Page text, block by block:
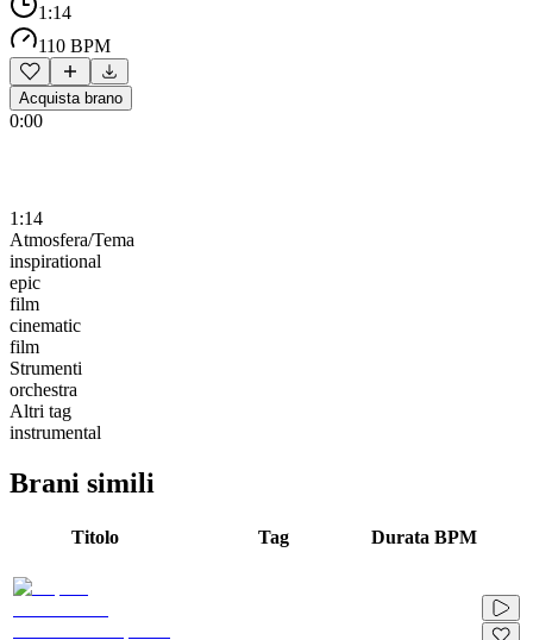
1:14
110 BPM
Acquista brano
0:00
1:14
Atmosfera/Tema
inspirational
epic
film
cinematic
film
Strumenti
orchestra
Altri tag
instrumental
Brani simili
Titolo Tag Durata BPM